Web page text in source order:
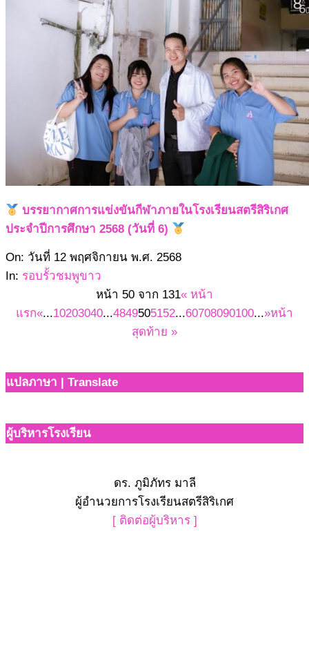
บรรยากาศการแข่งขันกีฬาภายในโรงเรียนสตรีสิริเกศ
ประจำปีการศึกษา 2568 (วันที่ 6)
2568-
11-
On: วันที่ 12 พฤศจิกายน พ.ศ. 2568
In: รอบรั้วชมพูขาว
หน้า 50 จาก 131« หน้า
แรก«...10203040...4849505152...60708090100...»หน้า
สุดท้าย »
แปลภาษา | Translate
ผู้บริหารโรงเรียน
ดร. ภูมิภัทร มาลี
ผู้อำนวยการโรงเรียนสตรีสิริเกศ
[ ติดต่อผู้บริหาร ]